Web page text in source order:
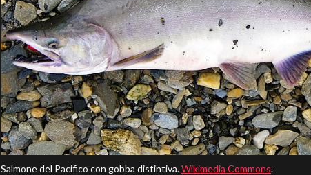
Salmone del Pacifico con gobba distintiva.Wikimedia Commons.